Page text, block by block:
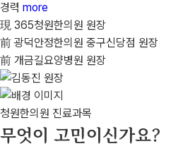
경력 more
現 365청원한의원 원장
前 광덕안정한의원 중구신당점 원장
前 개금길요양병원 원장
청원한의원 진료과목
무엇이 고민이신가요?